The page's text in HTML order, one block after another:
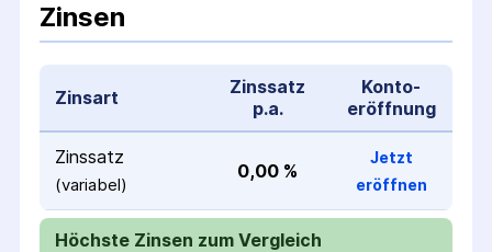
Zinsen
Zinsart
Zinssatz
p.a.
Konto­
eröffnung
Zinssatz
(variabel)
0,00 %
Jetzt
eröffnen
Höchste Zinsen zum Vergleich